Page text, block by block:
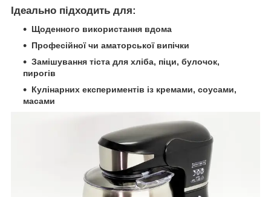
Ідеально підходить для:
Щоденного використання вдома
Професійної чи аматорської випічки
Замішування тіста для хліба, піци, булочок,
пирогів
Кулінарних експериментів із кремами, соусами,
масами